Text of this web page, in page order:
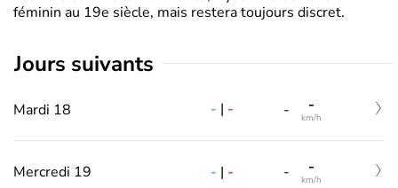
féminin au 19e siècle, mais restera toujours discret.
jours suivants
Mardi 18 - | - - -
km/h
Mercredi 19 - | - - -
km/h